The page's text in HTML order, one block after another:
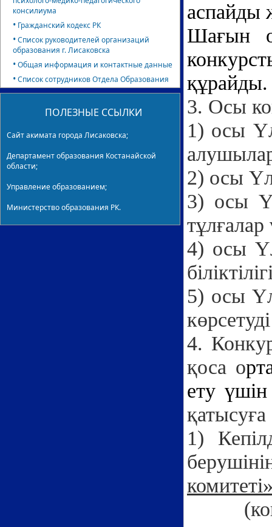
консилиума
• Гражданский кодекс РК
•Список руководителей организаций
образования г. Лисаковска
•Общая информация и контактные данные
•Список сотрудников Отдела Образования
ПОЛЕЗНЫЕ ССЫЛКИ
Сайт акимата города Лисаковска;
Департамент образования Костанайской
области;
Управление образованием;
Министерство образования РК.
аспайды
Шағын
құрайды.
3. Осы
1) осы
2) осы
3) осы
тұлғалар
4) осы
5) осы
4.
қоса о
ету
қатысуға
1)